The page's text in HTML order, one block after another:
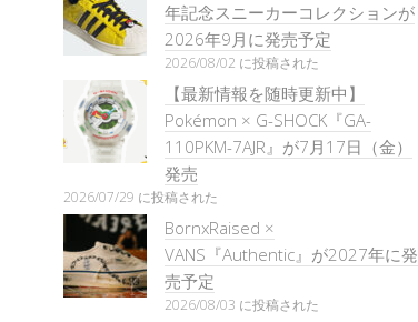
年記念スニーカーコレクションが
2026年9月に発売予定
2026/08/02 に投稿された
【最新情報を随時更新中】
Pokémon × G-SHOCK『GA-
110PKM-7AJR』が7月17日（金）
発売
2026/07/29 に投稿された
BornxRaised ×
VANS『Authentic』が2027年に発
売予定
2026/08/03 に投稿された